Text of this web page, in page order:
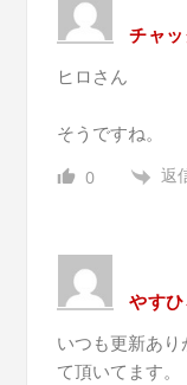
チャ
ヒロさん
そうですね。
0 返
やす
いつも更新あ
て頂いてます。